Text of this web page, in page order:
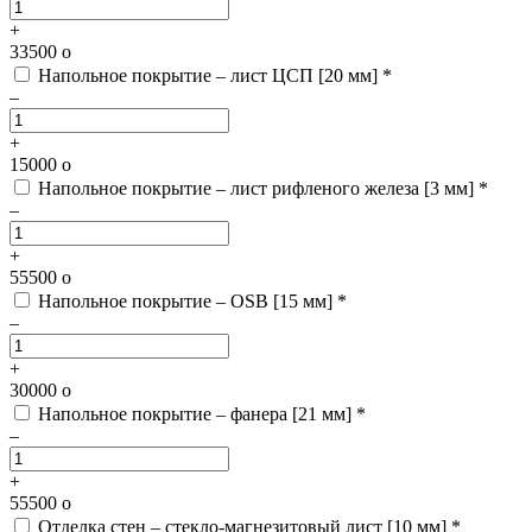
+
33500 o
Напольное покрытие – лист ЦСП [20 мм] *
–
+
15000 o
Напольное покрытие – лист рифленого железа [3 мм] *
–
+
55500 o
Напольное покрытие – OSB [15 мм] *
–
+
30000 o
Напольное покрытие – фанера [21 мм] *
–
+
55500 o
Отделка стен – стекло-магнезитовый лист [10 мм] *